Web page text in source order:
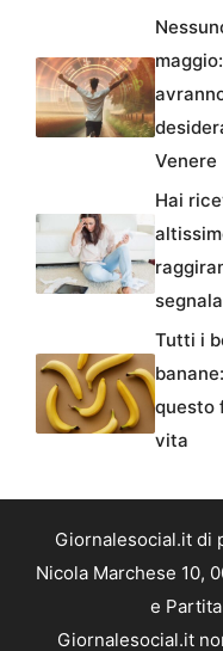
Venere
Hai
Tutti i
questo
vita
Giornalesocial.it di
Nicola Marchese 10,
e Partita
Giornalesocial.it